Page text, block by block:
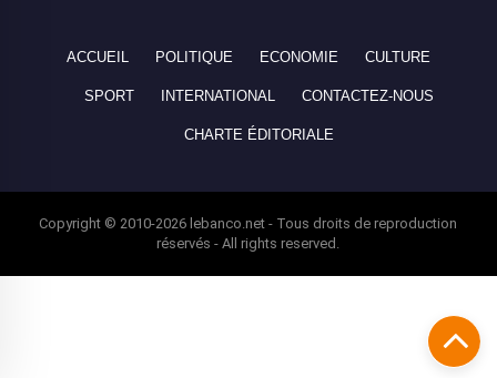
ACCUEIL POLITIQUE ECONOMIE CULTURE
SPORT INTERNATIONAL CONTACTEZ-NOUS
CHARTE ÉDITORIALE
Copyright © 2010-2026 lebanco.net - Tous droits de reproduction
réservés - All rights reserved.